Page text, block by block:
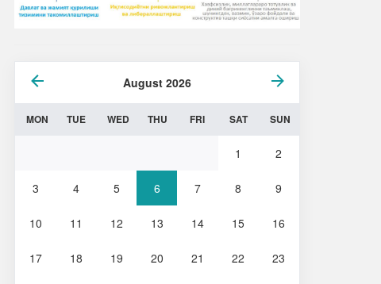
August 2026
MON TUE WED THU FRI SAT SUN
1 2
3 4 5 6 7 8 9
10 11 12 13 14 15 16
17 18 19 20 21 22 23